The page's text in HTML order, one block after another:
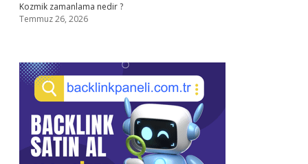
Kozmik zamanlama nedir ?
Temmuz 26, 2026